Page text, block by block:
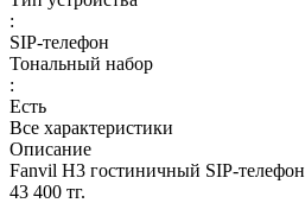
:
SIP-телефон
Тональный набор
:
Есть
Все характеристики
Описание
Fanvil H3 гостиничный SIP-телефон
43 400 тг.